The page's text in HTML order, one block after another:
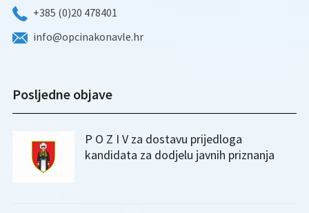
+385 (0)20 478401
info@opcinakonavle.hr
Posljedne objave
P O Z I V za dostavu prijedloga
kandidata za dodjelu javnih priznanja